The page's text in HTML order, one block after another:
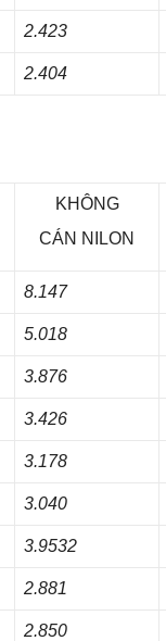
2.423
2.404
KHÔNG
CÁN NILON
8.147
5.018
3.876
3.426
3.178
3.040
3.9532
2.881
2.850